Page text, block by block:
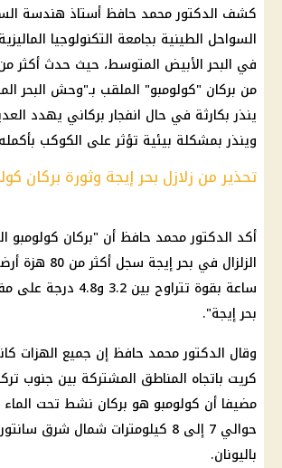
كشف الدكتور محمد حافظ أستاذ هندسة
السواحل الطينية بجامعة التكنولوجيا
من بركان "كولومبو" الملقب بـ"وحش البحر
ينذر بكارثة في حال انفجار بركاني يهدد
وينذر بمشكلة بيئية تؤثر على الكوكب
تحذير من زلازل بحر إيجة وثورة بركان
أكد الدكتور محمد حافظ أن "بركان كولومبو
ساعة بقوة تتراوح بين
بحر إيجة".
وقال الدكتور محمد حافظ إن جميع الهزات
كريت باتجاه المناطق المشتركة بين جنوب
مضيفا أن كولومبو هو بركان نشط تحت
حوالي 7 إلى 8 كيلومترات شمال شرق
باليونان.